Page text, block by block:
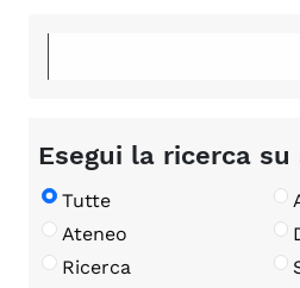
Esegui la ricerca su
Tutte
Ateneo
Ricerca